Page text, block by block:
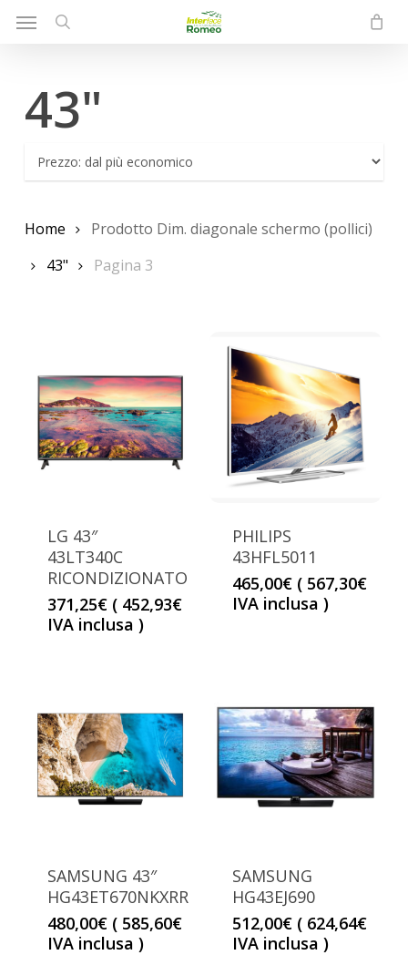
Skip
content
Menu
43"
Home
Prodotto Dim. diagonale schermo (pollici)
43"
Pagina 3
LG 43″
43LT340C
RICONDIZIONATO
371,25€ ( 452,93€
IVA inclusa )
PHILIPS
43HFL5011
465,00€ ( 567,30€
IVA inclusa )
SAMSUNG 43″
HG43ET670NKXRR
480,00€ ( 585,60€
IVA inclusa )
SAMSUNG
HG43EJ690
512,00€ ( 624,64€
IVA inclusa )